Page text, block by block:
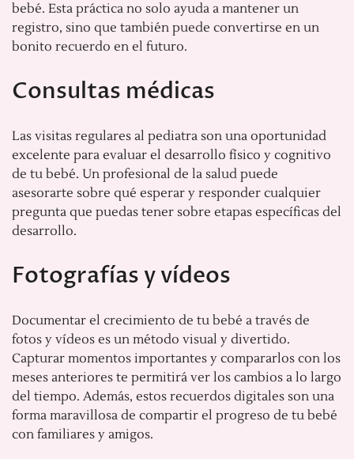
bebé. Esta práctica no solo ayuda a mantener un
registro, sino que también puede convertirse en un
bonito recuerdo en el futuro.
Consultas médicas
Las visitas regulares al pediatra son una oportunidad
excelente para evaluar el desarrollo físico y cognitivo
de tu bebé. Un profesional de la salud puede
asesorarte sobre qué esperar y responder cualquier
pregunta que puedas tener sobre etapas específicas del
desarrollo.
Fotografías y vídeos
Documentar el crecimiento de tu bebé a través de
fotos y vídeos es un método visual y divertido.
Capturar momentos importantes y compararlos con los
meses anteriores te permitirá ver los cambios a lo largo
del tiempo. Además, estos recuerdos digitales son una
forma maravillosa de compartir el progreso de tu bebé
con familiares y amigos.